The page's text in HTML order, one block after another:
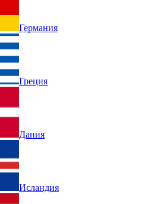
Германия
Греция
Дания
Исландия